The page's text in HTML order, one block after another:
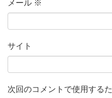
メール ※
サイト
次回のコメントで使用する